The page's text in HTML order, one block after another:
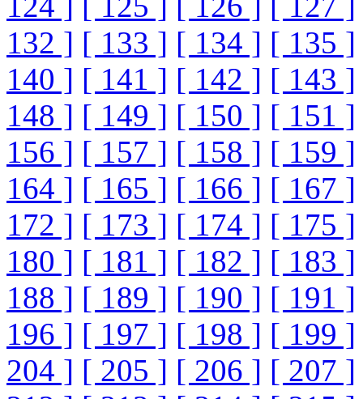
132 ] [ 133 ] [ 134 ] [ 135 ]
140 ] [ 141 ] [ 142 ] [ 143 ]
148 ] [ 149 ] [ 150 ] [ 151 ]
156 ] [ 157 ] [ 158 ] [ 159 ]
164 ] [ 165 ] [ 166 ] [ 167 ]
172 ] [ 173 ] [ 174 ] [ 175 ]
180 ] [ 181 ] [ 182 ] [ 183 ]
188 ] [ 189 ] [ 190 ] [ 191 ]
196 ] [ 197 ] [ 198 ] [ 199 ]
204 ] [ 205 ] [ 206 ] [ 207 ]